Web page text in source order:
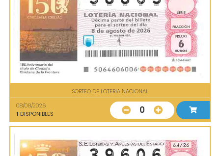
SORTEO DE LOTERIA NACIONAL
08/08/2026
1 DISPONIBLES 0